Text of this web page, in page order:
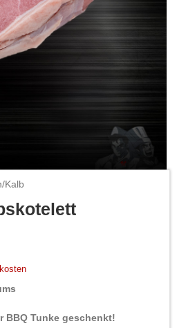
/Kalb
BBQ Tunke geschenkt!